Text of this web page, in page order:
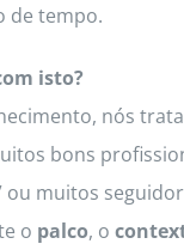
de tempo.
isto?
nós
bons
ou muitos
o palco, o